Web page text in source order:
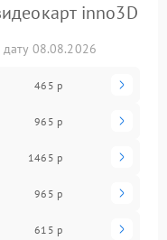
inno3D
08.08.2026
465 р
965 р
1465 р
965 р
615 р